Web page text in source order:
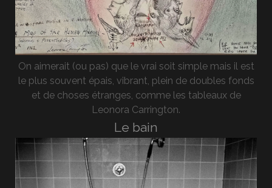
On aimerait (ou pas) que le vrai soit simple mais il est
le plus souvent épais, vibrant, plein de doubles fonds
et de choses étranges, comme les tableaux de
Leonora Carrington.
Le bain